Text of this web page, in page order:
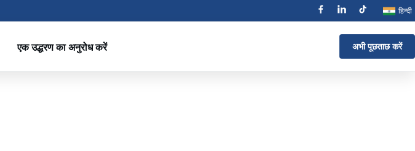
हिन्दी
एक उद्धरण का अनुरोध करें अभी पूछताछ करें